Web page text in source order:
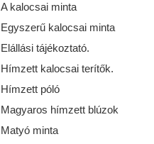
A kalocsai minta
Egyszerű kalocsai minta
Elállási tájékoztató.
Hímzett kalocsai terítők.
Hímzett póló
Magyaros hímzett blúzok
Matyó minta